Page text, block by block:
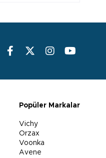
Popüler Markalar
Vichy
Orzax
Voonka
Avene